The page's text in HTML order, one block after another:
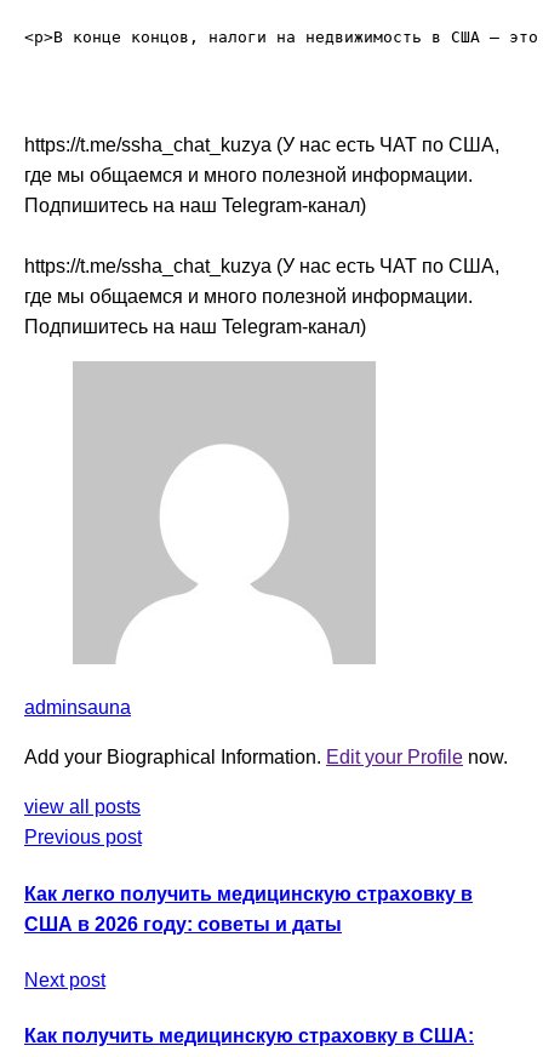
https://t.me/ssha_chat_kuzya (У нас есть ЧАТ по США,
где мы общаемся и много полезной информации.
Подпишитесь на наш Telegram-канал)
https://t.me/ssha_chat_kuzya (У нас есть ЧАТ по США,
где мы общаемся и много полезной информации.
Подпишитесь на наш Telegram-канал)
adminsauna
Add your Biographical Information. Edit your Profile now.
view all posts
Previous post
Как легко получить медицинскую страховку в
США в 2026 году: советы и даты
Next post
Как получить медицинскую страховку в США: